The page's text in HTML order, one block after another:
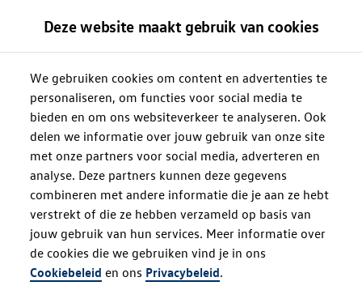
Deze website maakt gebruik van cookies
We gebruiken cookies om content en advertenties te
personaliseren, om functies voor social media te
bieden en om ons websiteverkeer te analyseren. Ook
delen we informatie over jouw gebruik van onze site
met onze partners voor social media, adverteren en
analyse. Deze partners kunnen deze gegevens
combineren met andere informatie die je aan ze hebt
verstrekt of die ze hebben verzameld op basis van
jouw gebruik van hun services. Meer informatie over
de cookies die we gebruiken vind je in ons
Cookiebeleid en ons Privacybeleid.
Oops!